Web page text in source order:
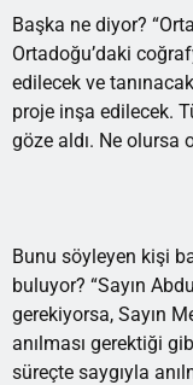
Başka ne diyor?
Ortadoğu’daki
edilecek ve
proje inşa edilecek.
göze aldı. Ne olursa
Bunu söyleyen kişi
buluyor? “Sayın
gerekiyorsa, Sayın
anılması gerektiği
süreçte saygıyla